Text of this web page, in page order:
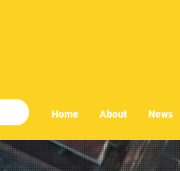
Home About News